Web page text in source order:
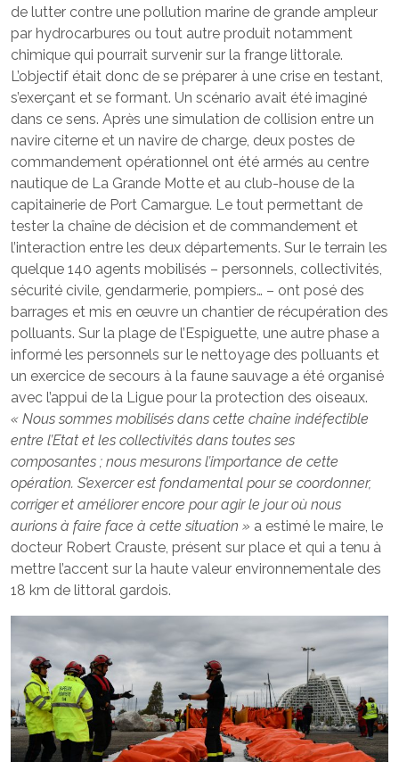
de lutter contre une pollution marine de grande ampleur
par hydrocarbures ou tout autre produit notamment
chimique qui pourrait survenir sur la frange littorale.
L’objectif était donc de se préparer à une crise en testant,
s’exerçant et se formant. Un scénario avait été imaginé
dans ce sens. Après une simulation de collision entre un
navire citerne et un navire de charge, deux postes de
commandement opérationnel ont été armés au centre
nautique de La Grande Motte et au club-house de la
capitainerie de Port Camargue. Le tout permettant de
tester la chaîne de décision et de commandement et
l’interaction entre les deux départements. Sur le terrain les
quelque 140 agents mobilisés – personnels, collectivités,
sécurité civile, gendarmerie, pompiers… – ont posé des
barrages et mis en œuvre un chantier de récupération des
polluants. Sur la plage de l’Espiguette, une autre phase a
informé les personnels sur le nettoyage des polluants et
un exercice de secours à la faune sauvage a été organisé
avec l’appui de la Ligue pour la protection des oiseaux.
« Nous sommes mobilisés dans cette chaîne indéfectible
entre l’Etat et les collectivités dans toutes ses
composantes ; nous mesurons l’importance de cette
opération. S’exercer est fondamental pour se coordonner,
corriger et améliorer encore pour agir le jour où nous
aurions à faire face à cette situation » a estimé le maire, le
docteur Robert Crauste, présent sur place et qui a tenu à
mettre l’accent sur la haute valeur environnementale des
18 km de littoral gardois.